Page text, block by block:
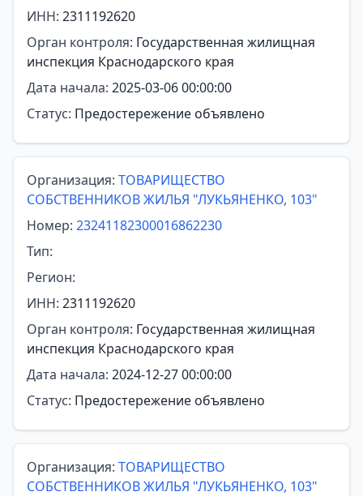
ИНН: 2311192620
Орган контроля: Государственная жилищная
инспекция Краснодарского края
Дата начала: 2025-03-06 00:00:00
Статус: Предостережение объявлено
Организация: ТОВАРИЩЕСТВО
СОБСТВЕННИКОВ ЖИЛЬЯ "ЛУКЬЯНЕНКО, 103"
Номер: 23241182300016862230
Тип:
Регион:
ИНН: 2311192620
Орган контроля: Государственная жилищная
инспекция Краснодарского края
Дата начала: 2024-12-27 00:00:00
Статус: Предостережение объявлено
Организация: ТОВАРИЩЕСТВО
СОБСТВЕННИКОВ ЖИЛЬЯ "ЛУКЬЯНЕНКО, 103"